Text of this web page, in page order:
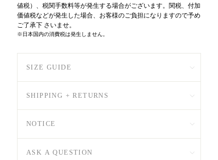
値税）、税関手数料等が発生する場合がございます。関税、付加
価値税などが発生した場合、お客様のご負担になりますので予め
ご了承下 さいませ。
※日本国内の消費税は発生しません。
SIZE GUIDE
SHIPPING + RETURNS
NOTICE
ASK A QUESTION